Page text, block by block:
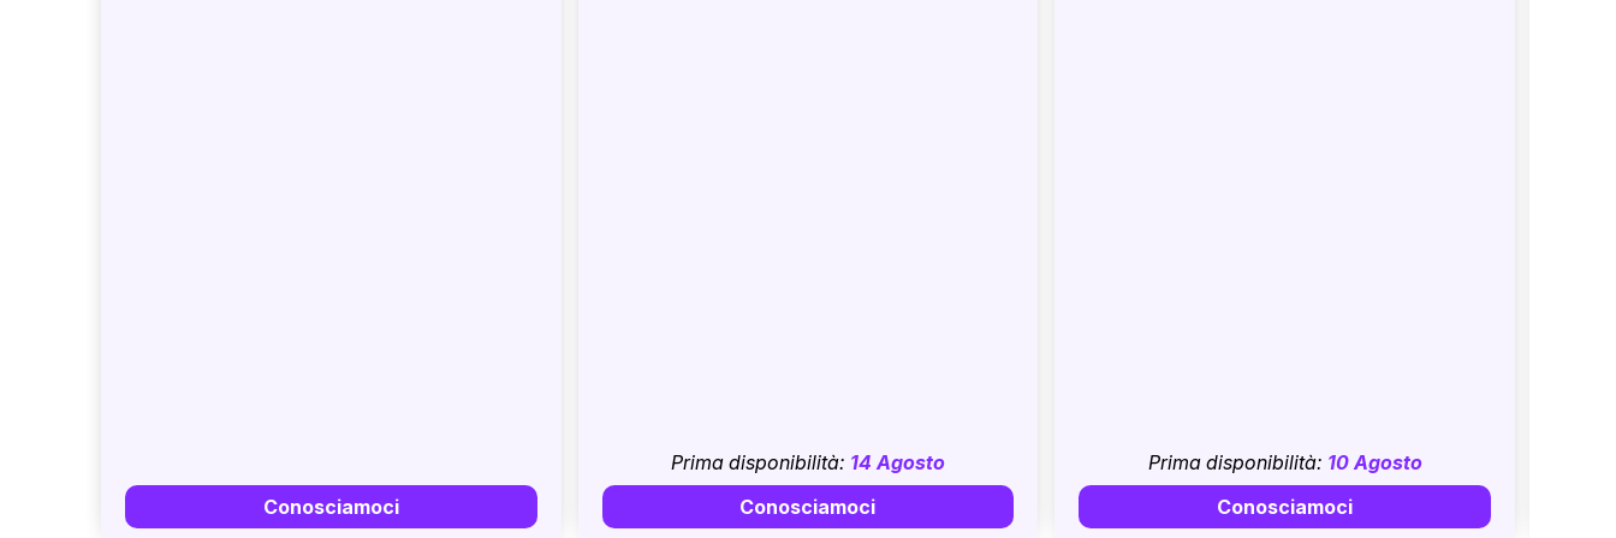
Conosciamoci
Prima disponibilità: 14 Agosto
Conosciamoci
Prima disponibilità: 10 Agosto
Conosciamoci